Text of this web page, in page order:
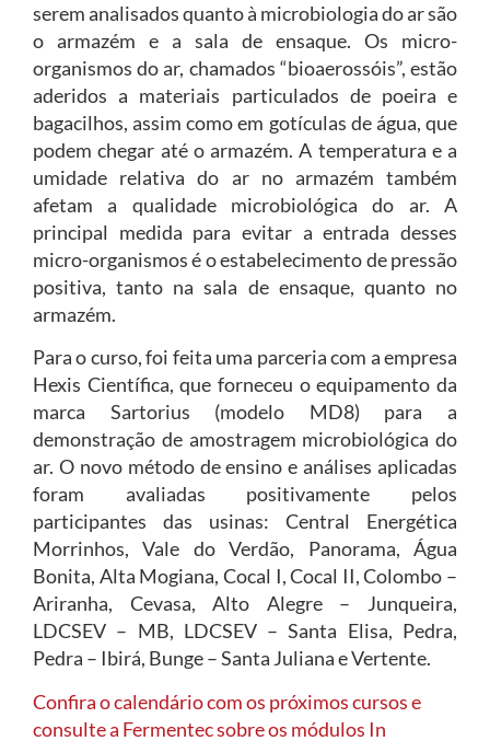
serem analisados quanto à microbiologia do ar são
o armazém e a sala de ensaque. Os micro-
organismos do ar, chamados “bioaerossóis”, estão
aderidos a materiais particulados de poeira e
bagacilhos, assim como em gotículas de água, que
podem chegar até o armazém. A temperatura e a
umidade relativa do ar no armazém também
afetam a qualidade microbiológica do ar. A
principal medida para evitar a entrada desses
micro-organismos é o estabelecimento de pressão
positiva, tanto na sala de ensaque, quanto no
armazém.
Para o curso, foi feita uma parceria com a empresa
Hexis Científica, que forneceu o equipamento da
marca Sartorius (modelo MD8) para a
demonstração de amostragem microbiológica do
ar. O novo método de ensino e análises aplicadas
foram avaliadas positivamente pelos
participantes das usinas: Central Energética
Morrinhos, Vale do Verdão, Panorama, Água
Bonita, Alta Mogiana, Cocal I, Cocal II, Colombo –
Ariranha, Cevasa, Alto Alegre – Junqueira,
LDCSEV – MB, LDCSEV – Santa Elisa, Pedra,
Pedra – Ibirá, Bunge – Santa Juliana e Vertente.
Confira o calendário com os próximos cursos e
consulte a Fermentec sobre os módulos In